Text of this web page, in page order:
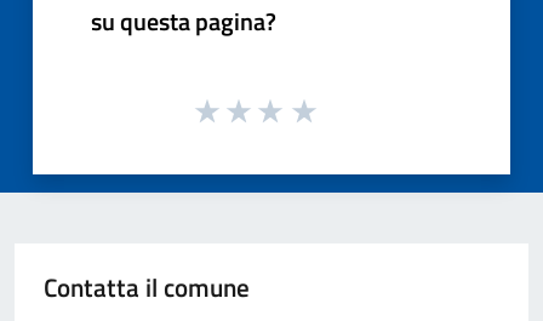
su questa pagina?
Contatta il comune